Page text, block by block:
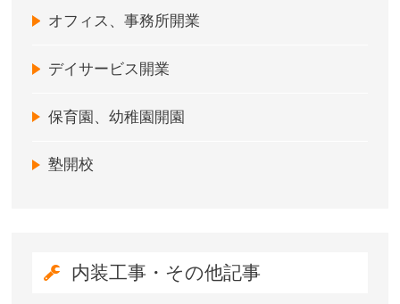
オフィス、事務所開業
デイサービス開業
保育園、幼稚園開園
塾開校
内装工事・その他記事